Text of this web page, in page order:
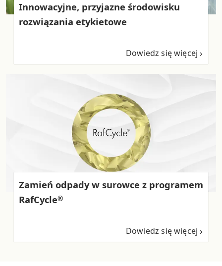
Innowacyjne, przyjazne środowisku
rozwiązania etykietowe
Dowiedz się więcej
Zamień odpady w surowce z programem
RafCycle®
Dowiedz się więcej